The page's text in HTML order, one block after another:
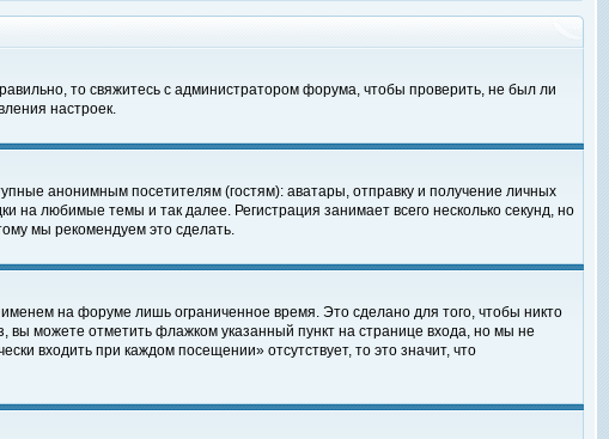
то свяжитесь с администратором форума, чтобы проверить, не был ли
настроек.
анонимным посетителям (гостям): аватары, отправку и получение личных
на любимые темы и так далее. Регистрация занимает всего несколько секунд, но
мы рекомендуем это сделать.
на форуме лишь ограниченное время. Это сделано для того, чтобы никто
вы можете отметить флажком указанный пункт на странице входа, но мы не
входить при каждом посещении» отсутствует, то это значит, что